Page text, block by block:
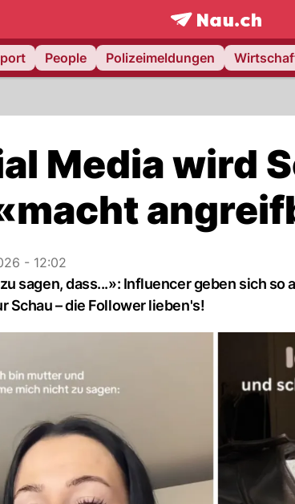
frontpage.NAU.ch
People Polizeimeldungen
Media wird
- 12:02
sagen, dass...»: Influencer geben sich
Schau – die Follower lieben's!